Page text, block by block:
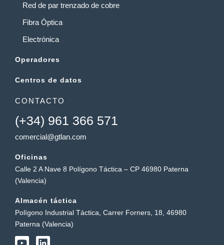
Red de par trenzado de cobre
Fibra Óptica
Electrónica
Operadores
Centros de datos
CONTACTO
(+34) 961 366 571
comercial@gtlan.com
Oficinas
Calle 2 A Nave 8 Polígono Táctica – CP 46980 Paterna
(Valencia)
Almacén táctica
Polígono Industrial Táctica, Carrer Forners, 18, 46980
Paterna (Valencia)
Y
L